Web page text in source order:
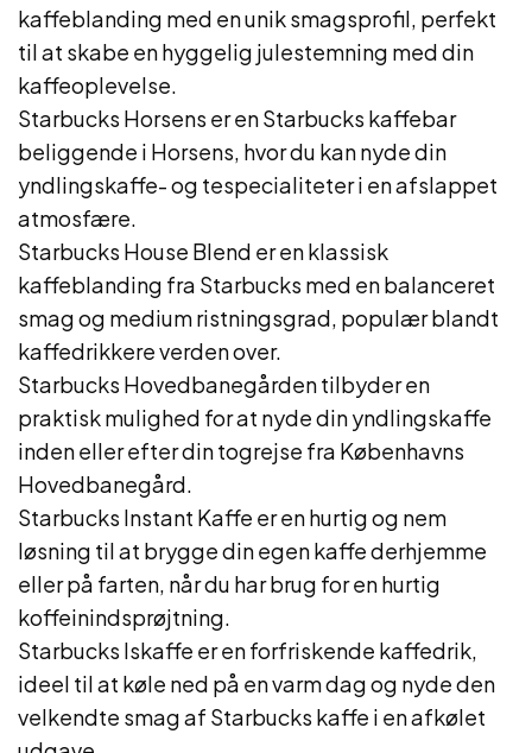
kaffeblanding med en unik smagsprofil, perfekt
til at skabe en hyggelig julestemning med din
kaffeoplevelse.
Starbucks Horsens er en Starbucks kaffebar
beliggende i Horsens, hvor du kan nyde din
yndlingskaffe- og tespecialiteter i en afslappet
atmosfære.
Starbucks House Blend er en klassisk
kaffeblanding fra Starbucks med en balanceret
smag og medium ristningsgrad, populær blandt
kaffedrikkere verden over.
Starbucks Hovedbanegården tilbyder en
praktisk mulighed for at nyde din yndlingskaffe
inden eller efter din togrejse fra Københavns
Hovedbanegård.
Starbucks Instant Kaffe er en hurtig og nem
løsning til at brygge din egen kaffe derhjemme
eller på farten, når du har brug for en hurtig
koffeinindsprøjtning.
Starbucks Iskaffe er en forfriskende kaffedrik,
ideel til at køle ned på en varm dag og nyde den
velkendte smag af Starbucks kaffe i en afkølet